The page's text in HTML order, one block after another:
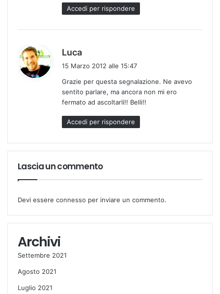
Accedi per rispondere
Luca
e
t
t
o
:
15 Marzo 2012 alle 15:47
Grazie per questa segnalazione. Ne avevo
sentito parlare, ma ancora non mi ero
fermato ad ascoltarli!! Belli!!
Accedi per rispondere
Lascia un commento
Devi essere connesso per inviare un commento.
Archivi
Settembre 2021
Agosto 2021
Luglio 2021